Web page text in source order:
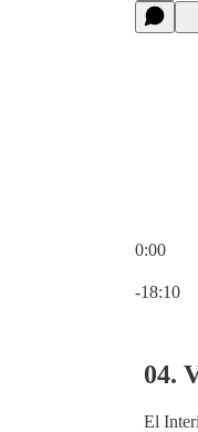
0:00
-18:10
04.
El